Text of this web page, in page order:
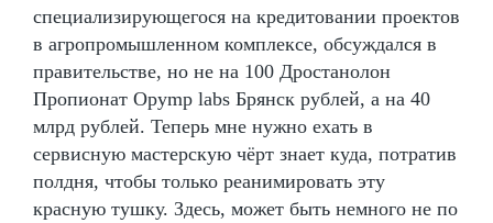
специализирующегося на кредитовании проектов
в агропромышленном комплексе, обсуждался в
правительстве, но не на 100 Дростанолон
Пропионат Opymp labs Брянск рублей, а на 40
млрд рублей. Теперь мне нужно ехать в
сервисную мастерскую чёрт знает куда, потратив
полдня, чтобы только реанимировать эту
красную тушку. Здесь, может быть немного не по